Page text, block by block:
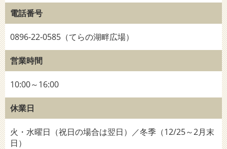
電話番号
0896-22-0585（てらの湖畔広場）
営業時間
10:00～16:00
休業日
火・水曜日（祝日の場合は翌日）／冬季（12/25～2月末
日）